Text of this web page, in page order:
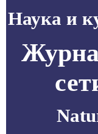
Наука и